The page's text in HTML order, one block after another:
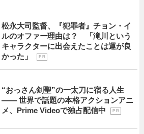
松永大司監督、『犯罪者』チョン・イ
ルのオファー理由は？ 「滝川という
キャラクターに出会えたことは運が良
かった」
P R
“おっさん剣聖”の一太刀に宿る人生
―― 世界で話題の本格アクションアニ
メ、Prime Videoで独占配信中
P R